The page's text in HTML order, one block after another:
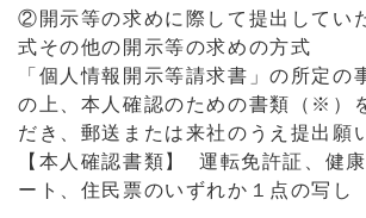
②開示等の求めに際して提出してい
式その他の開示等の求めの方式
「個人情報開示等請求書」の所定の
の上、本人確認のための書類（※）
だき、郵送または来社のうえ提出願
【本人確認書類】 運転免許証、健
ート、住民票のいずれか１点の写し